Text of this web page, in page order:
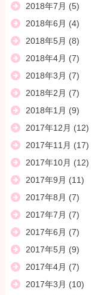
2018年7月 (5)
2018年6月 (4)
2018年5月 (8)
2018年4月 (7)
2018年3月 (7)
2018年2月 (7)
2018年1月 (9)
2017年12月 (12)
2017年11月 (17)
2017年10月 (12)
2017年9月 (11)
2017年8月 (7)
2017年7月 (7)
2017年6月 (7)
2017年5月 (9)
2017年4月 (7)
2017年3月 (10)